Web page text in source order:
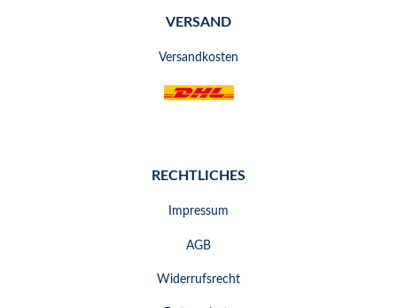
VERSAND
Versandkosten
RECHTLICHES
Impressum
AGB
Widerrufsrecht